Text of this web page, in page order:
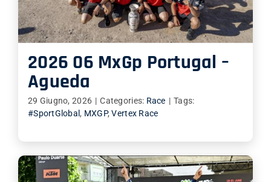
2026 06 MxGp Portugal –
Agueda
29 Giugno, 2026 | Categories: Race | Tags:
#SportGlobal , MXGP,Vertex Race